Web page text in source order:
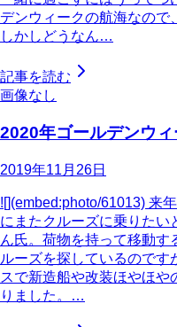
デンウィークの航海なので
しかしどうなん…
記事を読む
画像なし
2020年ゴールデンウ
2019年11月26日
![](embed:photo/61013) 来
にまたクルーズに乗りたい
ん氏。荷物を持って移動す
ルーズを探しているのです
スで新造船や改装ほやほ
りました。…